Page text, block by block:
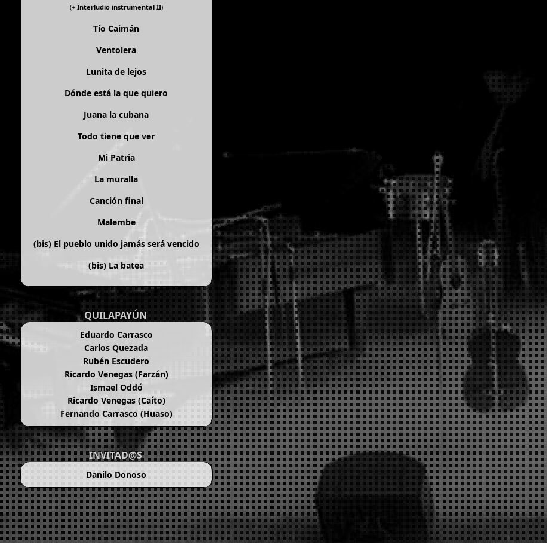
(+ Interludio instrumental II)
Tío Caimán
Ventolera
Lunita de lejos
Dónde está la que quiero
Juana la cubana
Todo tiene que ver
Mi Patria
La muralla
Canción final
Malembe
(bis) El pueblo unido jamás será vencido
(bis) La batea
QUILAPAYÚN
Eduardo Carrasco
Carlos Quezada
Rubén Escudero
Ricardo Venegas (Farzán)
Ismael Oddó
Ricardo Venegas (Caíto)
Fernando Carrasco (Huaso)
INVITAD@S
Danilo Donoso